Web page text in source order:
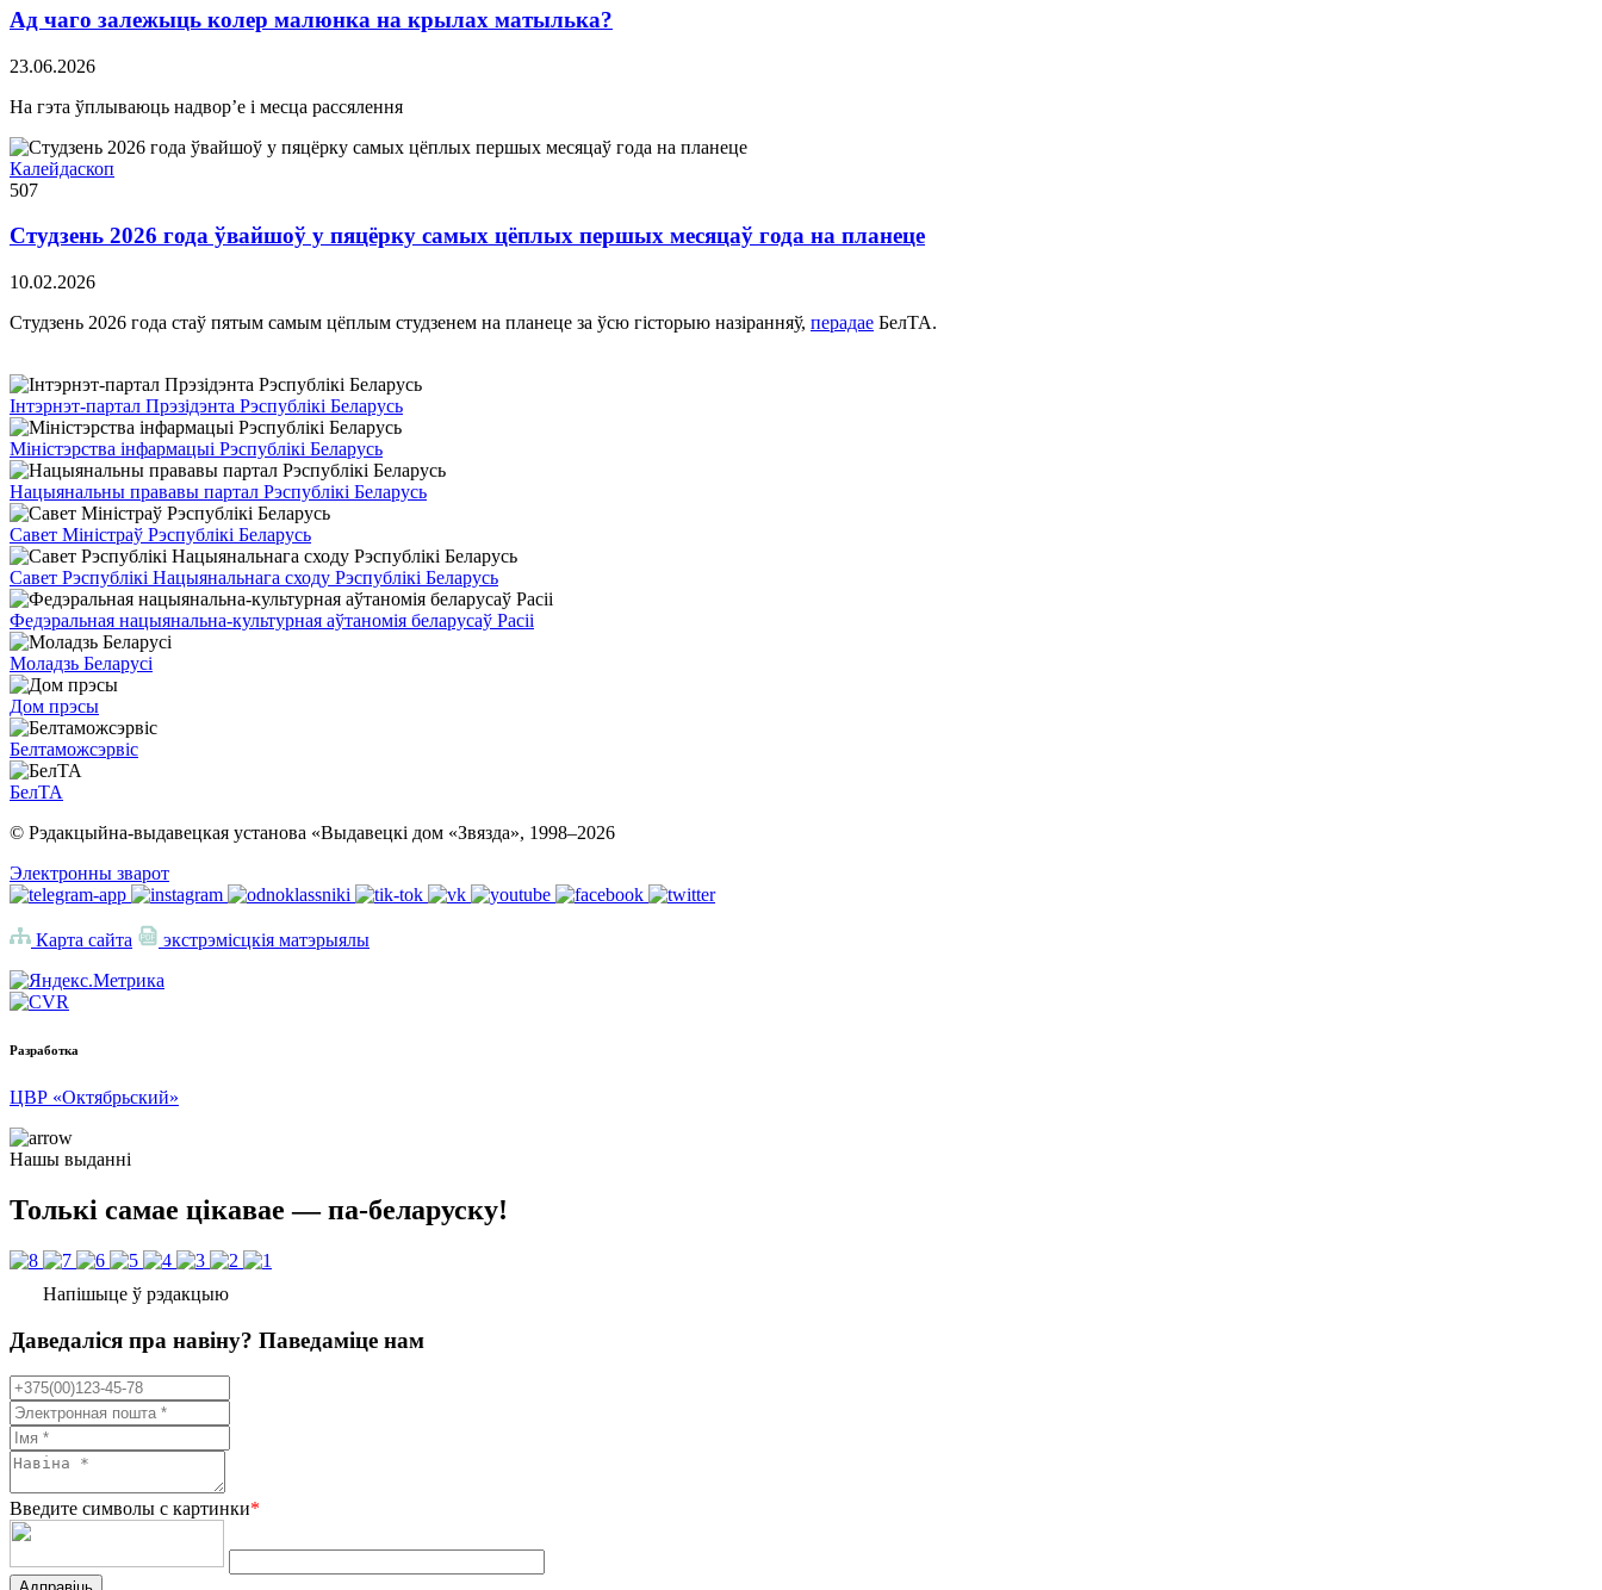
Ад чаго залежыць колер малюнка на крылах матылька?
23.06.2026
На гэта ўплываюць надвор’е і месца рассялення
Калейдаскоп
507
Студзень 2026 года ўвайшоў у пяцёрку самых цёплых першых месяцаў года на планеце
10.02.2026
Студзень 2026 года стаў пятым самым цёплым студзенем на планеце за ўсю гісторыю назіранняў, перадае БелТА.
Інтэрнэт-партал Прэзідэнта Рэспублікі Беларусь
Міністэрства інфармацыі Рэспублікі Беларусь
Нацыянальны прававы партал Рэспублікі Беларусь
Савет Міністраў Рэспублікі Беларусь
Савет Рэспублікі Нацыянальнага сходу Рэспублікі Беларусь
Федэральная нацыянальна-культурная аўтаномія беларусаў Расіі
Моладзь Беларусі
Дом прэсы
Белтаможсэрвіс
БелТА
© Рэдакцыйна-выдавецкая установа «Выдавецкі дом «Звязда», 1998–2026
Электронны зварот
Карта сайта экстрэмісцкія матэрыялы
Разработка
ЦВР «Октябрьский»
Нашы выданні
Толькі самае цікавае — па-беларуску!
Напішыце ў рэдакцыю
Даведаліся пра навіну? Паведаміце нам
Введите символы с картинки*